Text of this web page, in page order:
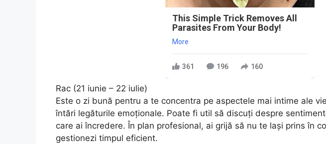
This Simple Trick Removes All
Parasites From Your Body!
More
361 196 160
Rac (21 iunie – 22 iulie)
Este o zi bună pentru a te concentra pe aspectele mai intime ale
întări legăturile emoționale. Poate fi util să discuți despre
care ai încredere. În plan profesional, ai grijă să nu te lași prins în
gestionezi timpul eficient.